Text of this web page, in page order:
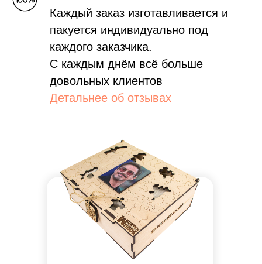
Каждый заказ изготавливается и
пакуется индивидуально под
каждого заказчика.
С каждым днём всё больше
довольных клиентов
Детальнее об отзывах